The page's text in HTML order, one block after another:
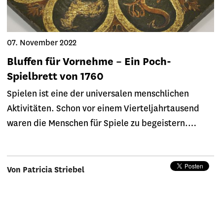
07. November 2022
Bluffen für Vornehme – Ein Poch-
Spielbrett von 1760
Spielen ist eine der universalen menschlichen
Aktivitäten. Schon vor einem Vierteljahrtausend
waren die Menschen für Spiele zu begeistern.…
Von Patricia Striebel